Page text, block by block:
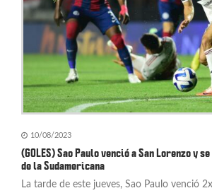
10/08/2023
(GOLES) Sao Paulo venció a San Lorenzo y
de la Sudamericana
La tarde de este jueves, Sao Paulo venció